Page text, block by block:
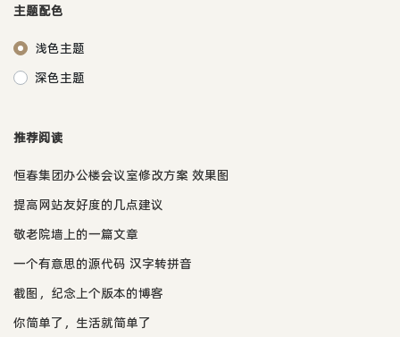
主题配色
浅色主题
深色主题
推荐阅读
恒春集团办公楼会议室修改方案 效果图
提高网站友好度的几点建议
敬老院墙上的一篇文章
一个有意思的源代码 汉字转拼音
截图，纪念上个版本的博客
你简单了，生活就简单了